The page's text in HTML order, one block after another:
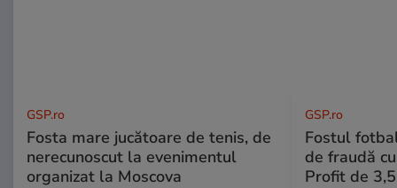
GSP.ro
Fosta mare jucătoare de tenis, de
nerecunoscut la evenimentul
organizat la Moscova
GSP.ro
Fostul
de fraudă
Profit de